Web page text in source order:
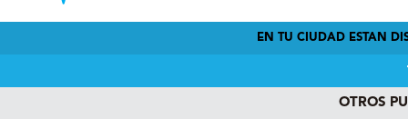
EN TU CIUDAD ESTAN
OTROS